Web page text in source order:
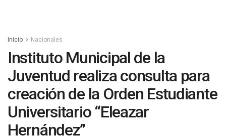
Inicio Nacionales
Instituto Municipal de la
Juventud realiza consulta para
creación de la Orden Estudiante
Universitario “Eleazar
Hernández”